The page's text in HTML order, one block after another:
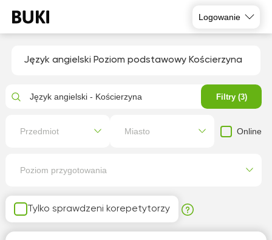
Logowanie
Język angielski Poziom podstawowy Kościerzyna
Tylko sprawdzeni korepetytorzy
Język angielski - Kościerzyna Filtry (3)
Przedmiot Miasto Online
Poziom przygotowania